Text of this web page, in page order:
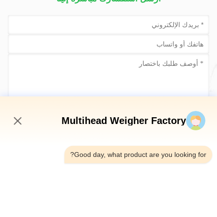
أرسلي الآن
Multihead Weigher Factory
Good day, what product are you looking for?